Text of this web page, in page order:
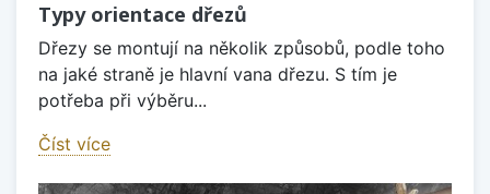
Typy orientace dřezů
Dřezy se montují na několik způsobů, podle toho
na jaké straně je hlavní vana dřezu. S tím je
potřeba při výběru...
Číst více